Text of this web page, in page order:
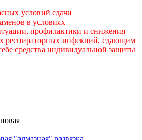
условий сдачи
в условиях
профилактики и снижения
респираторных инфекций, сдающим
средства индивидуальной защиты